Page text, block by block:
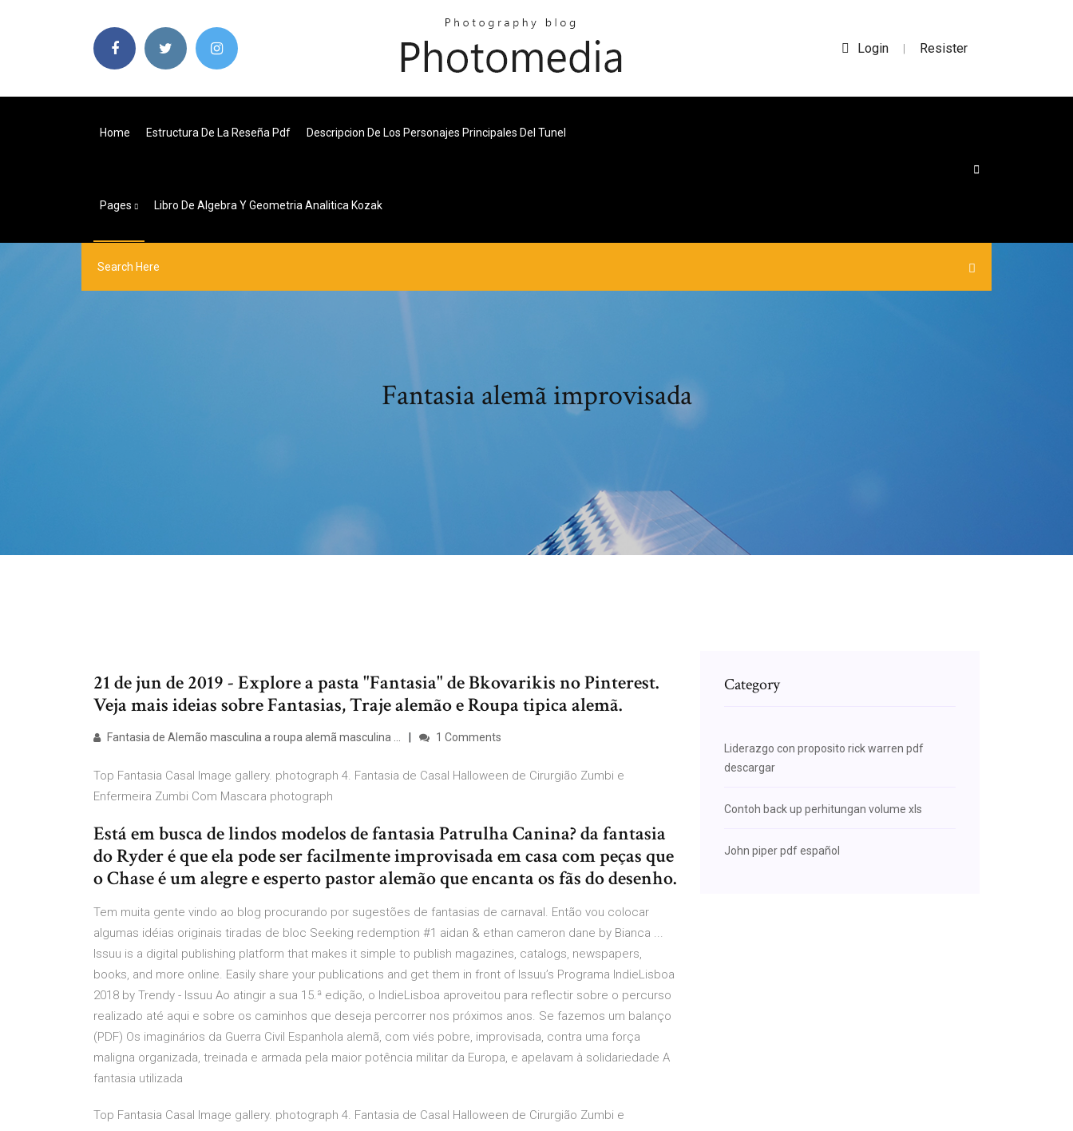
Login | Resister
Home Estructura De La Reseña Pdf Descripcion De Los Personajes Principales Del Tunel
Pages Libro De Algebra Y Geometria Analitica Kozak
Fantasia alemã improvisada
21 de jun de 2019 - Explore a pasta "Fantasia" de Bkovarikis no Pinterest.
Veja mais ideias sobre Fantasias, Traje alemão e Roupa tipica alemã.
Fantasia de Alemão masculina a roupa alemã masculina ... 1 Comments
Top Fantasia Casal Image gallery. photograph 4. Fantasia de Casal Halloween de Cirurgião Zumbi e
Enfermeira Zumbi Com Mascara photograph
Está em busca de lindos modelos de fantasia Patrulha Canina? da fantasia
do Ryder é que ela pode ser facilmente improvisada em casa com peças que
o Chase é um alegre e esperto pastor alemão que encanta os fãs do desenho.
Tem muita gente vindo ao blog procurando por sugestões de fantasias de carnaval. Então vou colocar
algumas idéias originais tiradas de bloc Seeking redemption #1 aidan & ethan cameron dane by Bianca ...
Issuu is a digital publishing platform that makes it simple to publish magazines, catalogs, newspapers,
books, and more online. Easily share your publications and get them in front of Issuu’s Programa IndieLisboa
2018 by Trendy - Issuu Ao atingir a sua 15.ª edição, o IndieLisboa aproveitou para reflectir sobre o percurso
realizado até aqui e sobre os caminhos que deseja percorrer nos próximos anos. Se fazemos um balanço
(PDF) Os imaginários da Guerra Civil Espanhola alemã, com viés pobre, improvisada, contra uma força
maligna organizada, treinada e armada pela maior potência militar da Europa, e apelavam à solidariedade A
fantasia utilizada
Top Fantasia Casal Image gallery. photograph 4. Fantasia de Casal Halloween de Cirurgião Zumbi e
Category
Liderazgo con proposito rick warren pdf
descargar
Contoh back up perhitungan volume xls
John piper pdf español